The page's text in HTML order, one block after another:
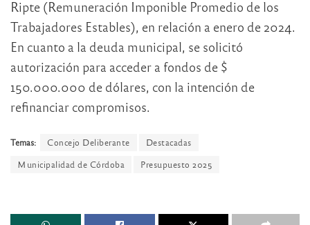
Ripte (Remuneración Imponible Promedio de los
Trabajadores Estables), en relación a enero de 2024.
En cuanto a la deuda municipal, se solicitó
autorización para acceder a fondos de $
150.000.000 de dólares, con la intención de
refinanciar compromisos.
Temas: Concejo Deliberante
Destacadas
Municipalidad de Córdoba
Presupuesto 2025